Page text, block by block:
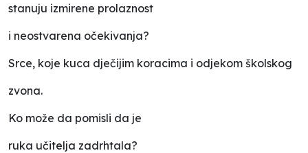
stanuju izmirene prolaznost
i neostvarena očekivanja?
Srce, koje kuca dječijim koracima i odjekom školskog
zvona.
Ko može da pomisli da je
ruka učitelja zadrhtala?